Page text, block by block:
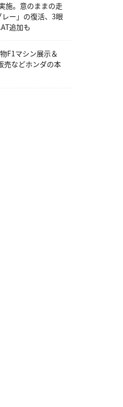
施。意のままの走
ー」の復活、3眼
追加も
F1マシン展示＆
売などホンダの本